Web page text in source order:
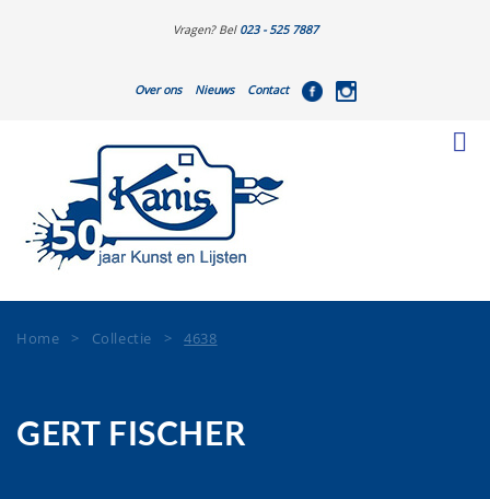
Vragen? Bel 023 - 525 7887
Over ons Nieuws Contact
Home > Collectie >4638
GERT FISCHER